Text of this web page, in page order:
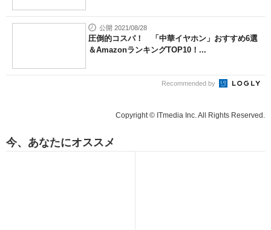
公開 2021/08/28
圧倒的コスパ！ 「中華イヤホン」おすすめ6選
＆AmazonランキングTOP10！...
Recommended by
Copyright © ITmedia Inc. All Rights Reserved.
今、あなたにオススメ